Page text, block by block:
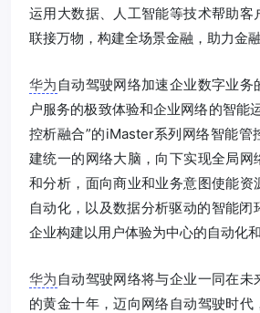
运用大数据、人工智能等技术帮助客
联接万物，构建全场景金融，助力金
华为 自动驾驶网络加速企业数字业务
户服务的极致体验和企业网络的智能
控析融合”的iMaster系列网络智能管
建统一的网络大脑，向下实现全局网
和分析，面向商业和业务意图使能资
自动化，以及数据分析驱动的智能闭
企业构建以用户体验为中心的自动化和
华为 自动驾驶网络将与企业一同在未
的黄金十年，迈向网络自动驾驶时代